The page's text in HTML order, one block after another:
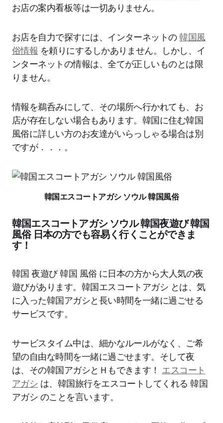
お店の案内看板等は一切ありません。
お店を自力で探すには、インターネットの韓国風
俗情報 を頼りにするしかありません。しかし、イ
ンターネットの情報は、全てが正しいものとは限
りません。
情報を鵜呑みにして、その場所へ行かれても、お
店が存在しない場合もあります。韓国に住む韓国
風俗に詳しい方のお友達がいらっしゃる場合は別
ですが．．．。
韓国エスコートアガシ ソウル 韓国風俗
韓国エスコートアガシ ソウル 韓国夜遊び 韓国
風俗 日本の方でも容易く行くことができま
す！
韓国 夜遊び 韓国 風俗 に日本の方から大人気の夜
遊びがあります。韓国エスコートアガシ とは、気
に入った韓国アガシと長い時間を一緒に過ごせる
サービスです。
サービスタイム中は、細かなルールがなく、ご希
望の自由な時間を一緒に過ごせます。そして夜
は、その韓国アガシとＨもできます！ エスコート
アガシ は、韓国旅行をエスコートしてくれる 韓国
アガシ のことを言います。